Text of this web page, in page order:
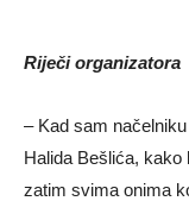
Riječi organizatora
– Kad sam
Halida Bešlića, kako
zatim svima onima